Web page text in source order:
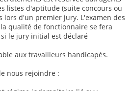
listes d'aptitude (suite concours ou
lors d'un premier jury. L'examen des
qualité de fonctionnaire se fera
le jury initial est déclaré
aux travailleurs handicapés.
nous rejoindre :